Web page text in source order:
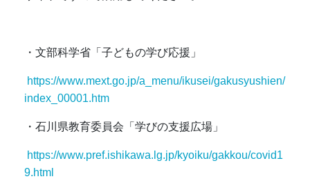
・文部科学省「子どもの学び応援」
https://www.mext.go.jp/a_menu/ikusei/gakusyushien/
index_00001.htm
・石川県教育委員会「学びの支援広場」
https://www.pref.ishikawa.lg.jp/kyoiku/gakkou/covid1
9.html